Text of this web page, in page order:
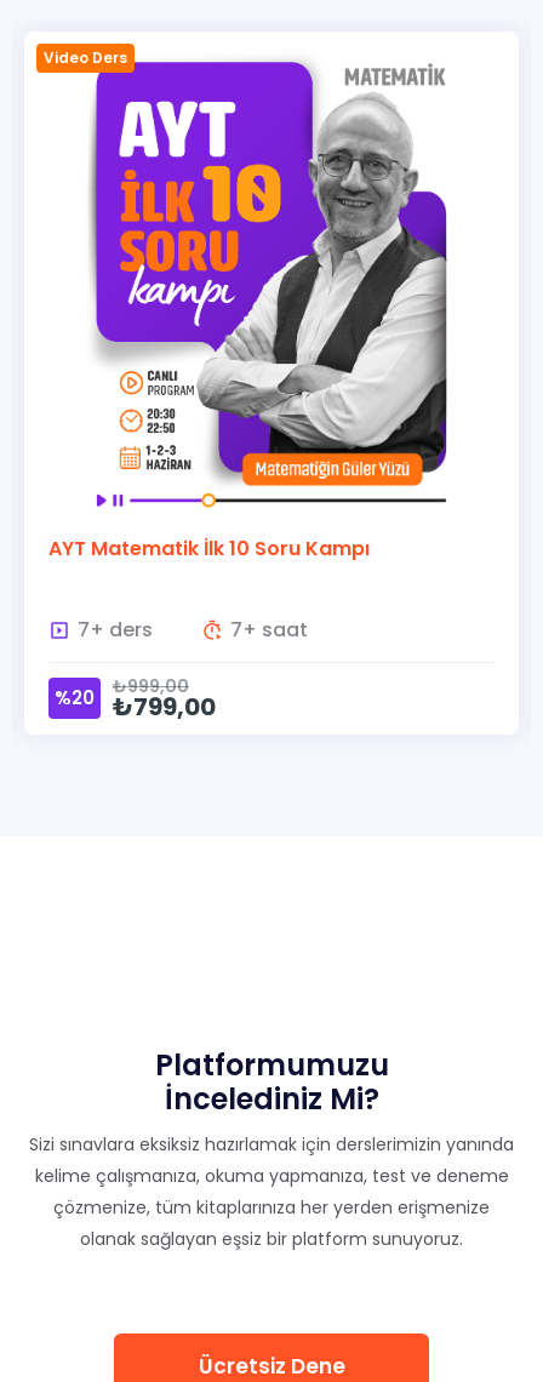
Video Ders
AYT Matematik İlk 10 Soru Kampı
7+ ders 7+ saat
₺999,00
₺799,00
%20
Platformumuzu
İncelediniz Mi?
Sizi sınavlara eksiksiz hazırlamak için derslerimizin yanında
kelime çalışmanıza, okuma yapmanıza, test ve deneme
çözmenize, tüm kitaplarınıza her yerden erişmenize
olanak sağlayan eşsiz bir platform sunuyoruz.
Ücretsiz Dene